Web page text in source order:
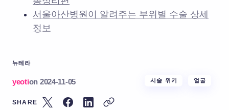
서울아산병원이 알려주는 부위별 수술 상세
정보
뉴테라
yeotion 2024-11-05 시술 위키 얼굴
SHARE